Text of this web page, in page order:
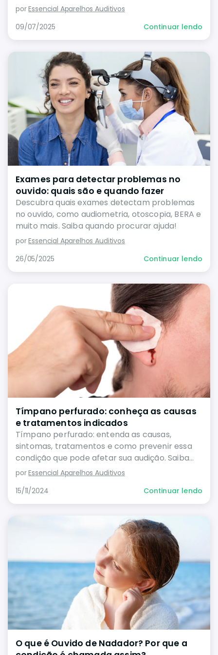
saber quando procurar ajuda médica.
porEssencial Aparelhos Auditivos
09/07/2025
Continuar lendo
Exames para detectar problemas no
ouvido: quais são e quando fazer
Descubra quais exames detectam problemas
no ouvido, como audiometria, otoscopia, BERA e
muito mais. Saiba quando procurar ajuda!
porEssencial Aparelhos Auditivos
26/05/2025
Continuar lendo
Tímpano perfurado: conheça as causas
e tratamentos indicados
Tímpano perfurado: entenda as causas,
sintomas, tratamentos e como prevenir essa
condição que pode afetar sua audição. Saiba
mais sobre diagnóstico e recuperação.
porEssencial Aparelhos Auditivos
15/11/2024
Continuar lendo
O que é Ouvido de Nadador? Por que a